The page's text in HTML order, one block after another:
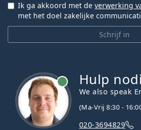
Schrijf in
Ik ga akkoord met de verwerking
met het doel zakelijke
Hulp
We also speak
(Ma-Vrij 8:30 -
020-3694829